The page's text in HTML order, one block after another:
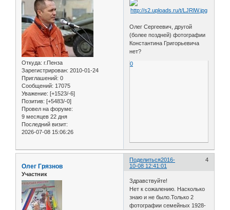
Откуда: г.Пенза
Зарегистрирован: 2010-01-24
Приглашений: 0
Сообщений: 17075
Уважение: [+1523/-6]
Позитив: [+5483/-0]
Провел на форуме:
9 месяцев 22 дня
Последний визит:
2026-07-08 15:06:26
Олег Сергеевич, другой
(более поздней) фотографии
Константина Григорьевича
нет?
0
Поделиться 4
2016-
10-08 12:41:01
Олег Грязнов
Участник
Здравствуйте!
Нет к сожалению. Насколько
знаю и не было.Только 2
фотографии семейных 1928-